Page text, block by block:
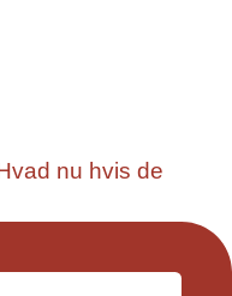
nu hvis de